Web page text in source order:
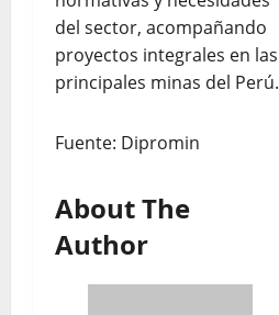
del sector, acompañando
proyectos integrales en las
principales minas del Perú.
Fuente: Dipromin
About The
Author